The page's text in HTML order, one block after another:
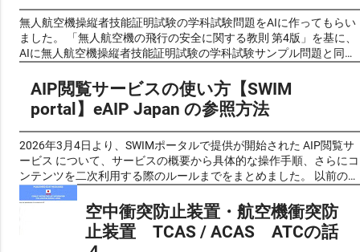
機の飛行の安全に関する教則 第４版 [読み上げ]
https://youtu.be/BOb9h2-Ylgg 無人航空機の飛行の安全に関する教
則 第４版 読み上げ動画
https://www.nomanfrg.com/2025/06/instr4mov.html 無人航空機操
縦士 学科試験のサンプル問題も公開されていますので、一等、二
等無人航空機操縦士 学科試験 ...
地図」、および政府統計の総合窓口が提供している、「地図で見る
統計（jSTAT MAP）」を利用して確認可能です。 情報の内容はは同
じですので使いやすいお好みの物を利用すると良いと思います。 国
土地理院 地理院地図 人口集中地区令和２年 (総務省統計局) e-Stat
政府統計の総合窓口 地図で見る統計 (jSTAT MAP) 国土地理院 地理
院地図 人口集中地区令和２年（総務省統計局） 確認方法 人口
集中地区令和２年 (総務省統計局) 国土地理院 地理院地図 人口
Information Management）」 https://top.swim.mlit.go.jp/swim/ の
運用（登録）が開始されることに伴い、現行のAIS-JAPAN（Web)は
2025年2月10日に新サービス開始 と共に完全に廃止され、新しい
SWIM（スイム）ポータルによる情報サービスへと移行します。現
SWIM（スイム）ポータルへの登録が必要 となります。このSWIM
サービスの利用について、当面の間、航空関係者（運航者、空港管
理者、官公庁等）による利用とし、一般の方の利用は想定していま
せん。と記載されています。 最新のお知らせ 「【重要なお知ら
せ】SWIMによる情報サービスの提供開始について」にてご案内し
ておりましたとおり、以下の情報サービスについて2026年4月21日
9:00（日本時間）より提供を開始いたしました。 ＜提供を開始し
た情報サービス＞ １．デジタルノータム配信サービス（標準審査期
間／2週間程度） ２．AIPデータ配信サービス（標準審査期間／2週
間程度） ３．ATIS情報配信サービス（標準審査期間／2週間程度）
４．ATIS情報リクエストサービス（Web API：標準審査期間／2週間
無人航空機操縦者技能証明試験の学科試験問題をAIに作ってもらい
ました。 「無人航空機の飛行の安全に関する教則 第4版」を基に、
AIに無人航空機操縦者技能証明試験の学科試験サンプル問題と同様
は過去の出題問題や予想問題ではなく、実際の学科試験と同じく教
則の内容からAIが自動生成したものです。問題の正確性については
AIによる生成後に人的チェックも加えて可能な限り確認しておりま
すが、完全性を保証するものではありませんので、あらかじめご了
承ください。（問題に不備がありましたら 問い合わせフォーム よ
りご一報いただければ幸いです。） また、複数のAIに同様の指示で
問題を作成してもらったため、それぞれのAIの特性や出題傾向の違
いも見られるかと思います。そうした個性の違いも含めて、クイズ
感覚でお楽しみいただければと思います。 これらの問題は教則の内
容理解度を確認するツールとして作成しましたが、問題の質や網羅
性を考慮すると、受験対策の一環としても十分にご活用いただける
AIP閲覧サービスの使い方【SWIM
portal】eAIP Japan の参照方法
2026年3月4日より、SWIMポータルで提供が開始された AIP閲覧サ
ービス について、サービスの概要から具体的な操作手順、さらにコ
ンテンツを二次利用する際のルールまでをまとめました。 以前の記
事「 ノータム[NOTAM] の確認方法が変わりました [AIS JAPAN] か
ら [SWIM ポータル] へ 」でSWIMポータル全体の概要をご説明しま
したが、今回はその中でもAIPに関わるサービスに絞って詳しく解
空中衝突防止装置・航空機衝突防
止装置 TCAS / ACAS ATCの話